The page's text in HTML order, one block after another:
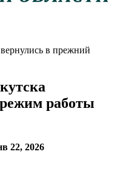
в прежний
работы
22, 2026